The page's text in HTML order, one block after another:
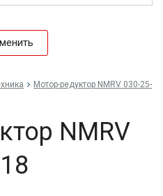
Мо­тор-ре­дук­тор NMRV 030-25-
NMRV